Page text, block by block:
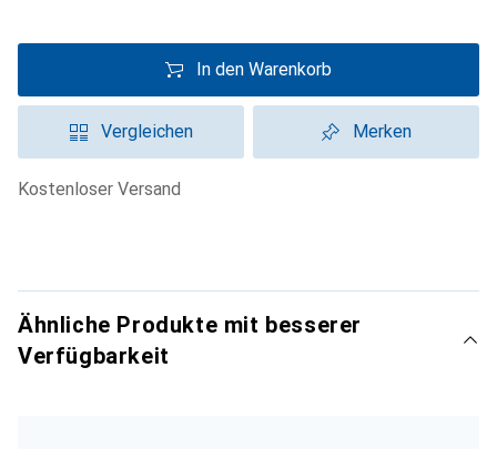
In den Warenkorb
Vergleichen Merken
kostenloser Versand
Ähnliche Produkte mit besserer
Verfügbarkeit